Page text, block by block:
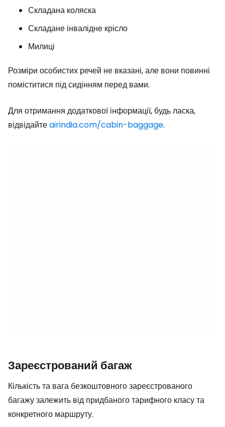
Складана коляска
Складане інвалідне крісло
Милиці
Розміри особистих речей не вказані, але вони повинні
поміститися під сидінням перед вами.
Для отримання додаткової інформації, будь ласка,
відвідайтеairindia.com/cabin-baggage.
Зареєстрований багаж
Кількість та вага безкоштовного зареєстрованого
багажу залежить від придбаного тарифного класу та
конкретного маршруту.